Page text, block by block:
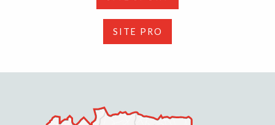
SITE PRO